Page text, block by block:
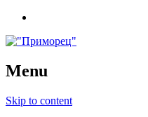
Menu
Skip to content